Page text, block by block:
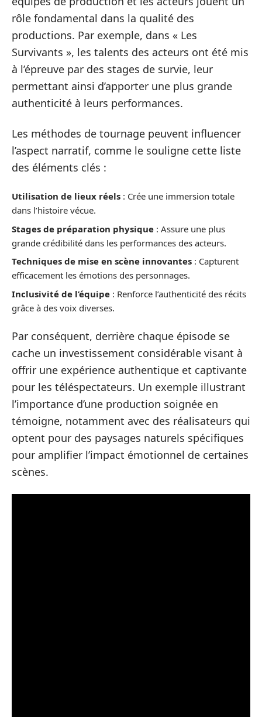
rôle fondamental dans la qualité des
productions. Par exemple, dans « Les
Survivants », les talents des acteurs ont été mis
à l’épreuve par des stages de survie, leur
permettant ainsi d’apporter une plus grande
authenticité à leurs performances.
Les méthodes de tournage peuvent influencer
l’aspect narratif, comme le souligne cette liste
des éléments clés :
Utilisation de lieux réels : Crée une immersion totale
dans l’histoire vécue.
Stages de préparation physique : Assure une plus
grande crédibilité dans les performances des acteurs.
Techniques de mise en scène innovantes : Capturent
efficacement les émotions des personnages.
Inclusivité de l’équipe : Renforce l’authenticité des récits
grâce à des voix diverses.
Par conséquent, derrière chaque épisode se
cache un investissement considérable visant à
offrir une expérience authentique et captivante
pour les téléspectateurs. Un exemple illustrant
l’importance d’une production soignée en
témoigne, notamment avec des réalisateurs qui
optent pour des paysages naturels spécifiques
pour amplifier l’impact émotionnel de certaines
scènes.